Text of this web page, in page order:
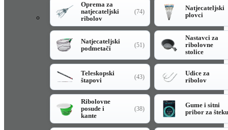
Oprema za
natjecateljski
ribolov
(74)
Natjecateljski
plovci
Natjecateljski
podmetači
(51)
Nastavci za
ribolovne
stolice
Teleskopski
štapovi
(43)
Udice za
ribolov
Ribolovne
posude i
kante
(38)
Gume i sitni
pribor za šteku